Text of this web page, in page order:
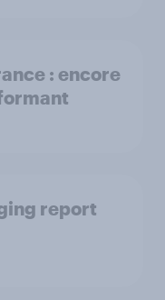
: encore
report